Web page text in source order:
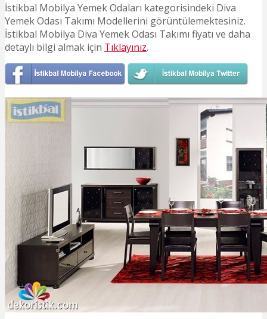
İstikbal Mobilya Yemek Odaları kategorisindeki Diva
Yemek Odası Takımı Modellerini görüntülemektesiniz.
İstikbal Mobilya Diva Yemek Odası Takımı fiyatı ve daha
detaylı bilgi almak için Tıklayınız.